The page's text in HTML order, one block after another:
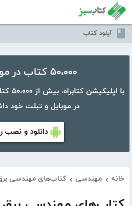
آپلود کتاب
۵۰،۰۰۰ کتاب در موبایل شما
با
در موبایل و تبلت خود
دانلود و نصب
خانه › مهندسی › کتاب‌های مهندسی